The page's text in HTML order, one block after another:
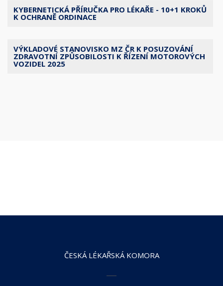
KYBERNETICKÁ PŘÍRUČKA PRO LÉKAŘE - 10+1 KROKŮ
K OCHRANĚ ORDINACE
VÝKLADOVÉ STANOVISKO MZ ČR K POSUZOVÁNÍ
ZDRAVOTNÍ ZPŮSOBILOSTI K ŘÍZENÍ MOTOROVÝCH
VOZIDEL 2025
ČESKÁ LÉKAŘSKÁ KOMORA